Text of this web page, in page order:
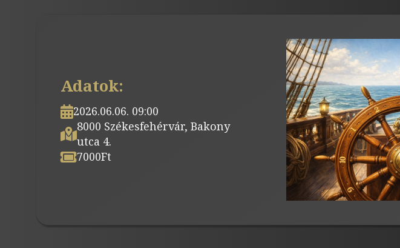
Adatok:
2026.06.06. 09:00
8000 Székesfehérvár, Bakony
utca 4.
7000Ft